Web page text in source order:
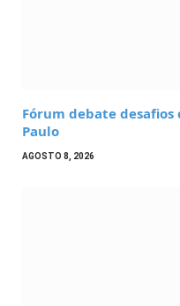
Fórum debate desafios
Paulo
AGOSTO 8, 2026